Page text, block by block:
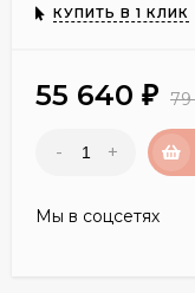
КУПИТЬ В 1 КЛИК
55 640 ₽
- +
Мы в соцсетях